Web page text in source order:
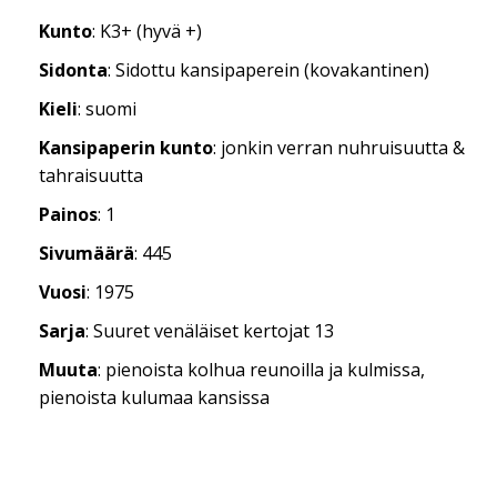
Kunto: K3+ (hyvä +)
Sidonta: Sidottu kansipaperein (kovakantinen)
Kieli: suomi
Kansipaperin kunto: jonkin verran nuhruisuutta &
tahraisuutta
Painos: 1
Sivumäärä: 445
Vuosi: 1975
Sarja: Suuret venäläiset kertojat 13
Muuta: pienoista kolhua reunoilla ja kulmissa,
pienoista kulumaa kansissa